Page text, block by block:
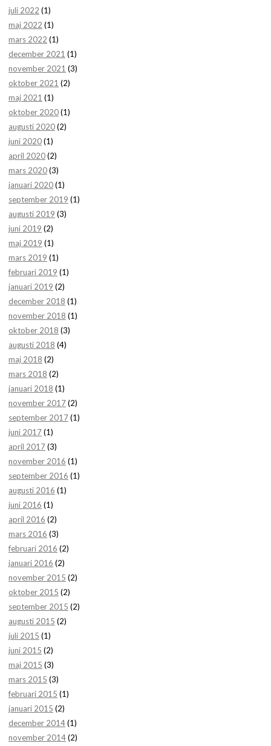
juli 2022 (1)
maj 2022 (1)
mars 2022 (1)
december 2021 (1)
november 2021 (3)
oktober 2021 (2)
maj 2021 (1)
oktober 2020(1)
augusti 2020(2)
juni 2020(1)
april 2020(2)
mars 2020(3)
januari 2020(1)
september 2019 (1)
augusti 2019 (3)
juni 2019 (2)
maj 2019 (1)
mars 2019 (1)
februari 2019 (1)
januari 2019 (2)
december 2018 (1)
november 2018 (1)
oktober 2018 (3)
augusti 2018 (4)
maj 2018 (2)
mars 2018 (2)
januari 2018 (1)
november 2017(2)
september 2017(1)
juni 2017(1)
april 2017(3)
november 2016 (1)
september 2016 (1)
augusti 2016 (1)
juni 2016 (1)
april 2016 (2)
mars 2016 (3)
februari 2016 (2)
januari 2016 (2)
november 2015 (2)
oktober 2015 (2)
september 2015 (2)
augusti 2015 (2)
juli 2015 (1)
juni 2015 (2)
maj 2015 (3)
mars 2015 (3)
februari 2015 (1)
januari 2015 (2)
december 2014(1)
november 2014(2)